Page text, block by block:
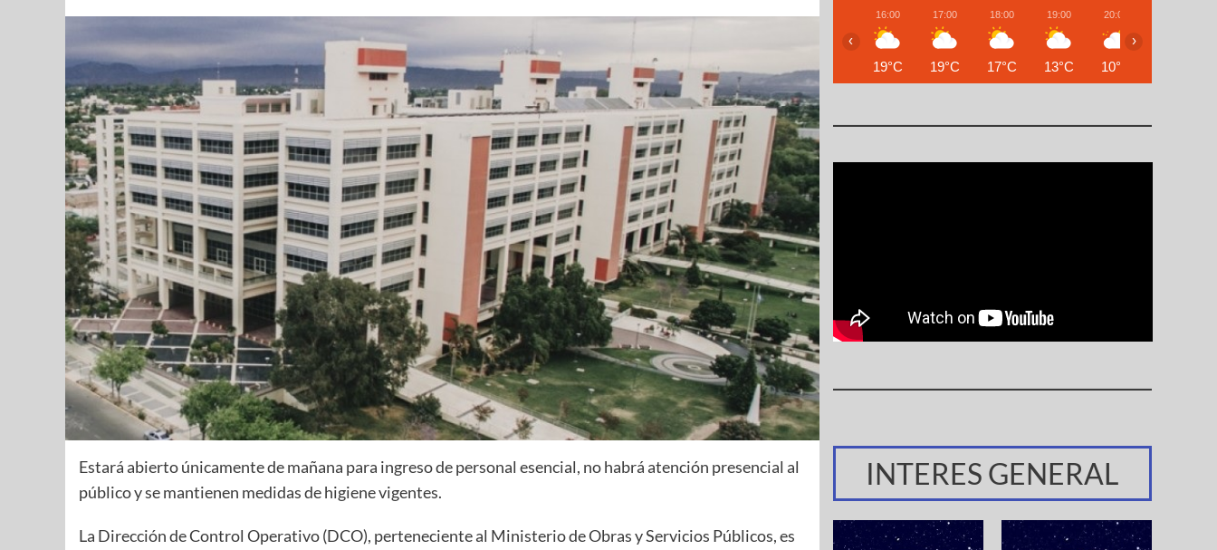
Estará abierto únicamente de mañana para ingreso de personal esencial, no habrá atención presencial al
público y se mantienen medidas de higiene vigentes.
La Dirección de Control Operativo (DCO), perteneciente al Ministerio de Obras y Servicios Públicos, es
16:00
19°C
17:00
19°C
18:00
17°C
19:00
13°C
20:00
10°C
‹ ›
INTERES GENERAL